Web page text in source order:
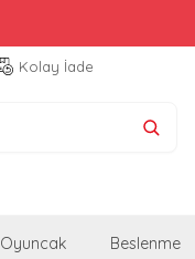
Kolay İade
Oyuncak Beslenme